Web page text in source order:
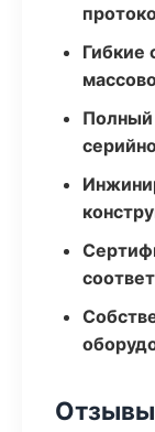
Гибкие
Полный
Отзывы